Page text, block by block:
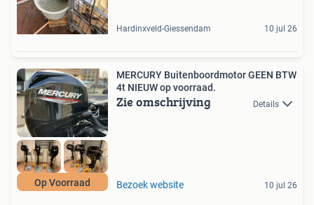
Hardinxveld-Giessendam 10 jul 26
Op Voorraad
MERCURY Buitenboordmotor GEEN BTW
4t NIEUW op voorraad.
Zie omschrijving Details
Bezoek website 10 jul 26